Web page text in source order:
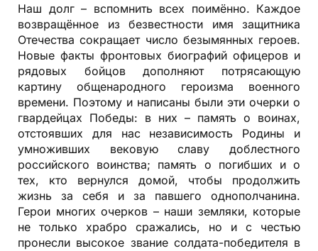
Наш долг – вспомнить всех поимённо. Каждое
возвращённое из безвестности имя защитника
Отечества сокращает число безымянных героев.
Новые факты фронтовых биографий офицеров и
рядовых бойцов дополняют потрясающую
картину общенародного героизма военного
времени. Поэтому и написаны были эти очерки о
гвардейцах Победы: в них – память о воинах,
отстоявших для нас независимость Родины и
умноживших вековую славу доблестного
российского воинства; память о погибших и о
тех, кто вернулся домой, чтобы продолжить
жизнь за себя и за павшего однополчанина.
Герои многих очерков – наши земляки, которые
не только храбро сражались, но и с честью
пронесли высокое звание солдата-победителя в